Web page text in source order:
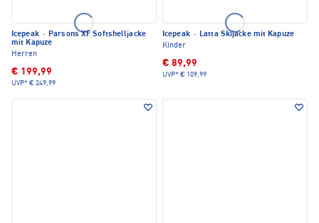
Icepeak · Parsons XF Softshelljacke
mit Kapuze
Herren
€ 199,99
UVP* € 249,99
Icepeak · Latta Skijacke mit Kapuze
Kinder
€ 89,99
UVP* € 109,99